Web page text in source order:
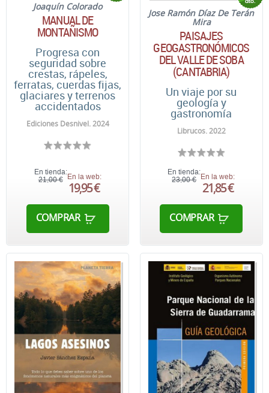
Joaquín Colorado
MANUAL DE
MONTAÑISMO
Progresa con
seguridad sobre
crestas, rápeles,
ferratas, cuerdas fijas,
glaciares y terrenos
accidentados
Ediciones Desnivel. 2024
En tienda:
21,00 € En la web:
19,95 €
COMPRAR
Jose Ramón Díaz De Terán
Mira
PAISAJES
GEOGASTRONÓMICOS
DEL VALLE DE SOBA
(CANTABRIA)
Un viaje por su
geología y
gastronomía
Librucos. 2022
En tienda:
23,00 € En la web:
21,85 €
COMPRAR